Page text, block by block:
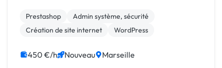
Prestashop.
Prestashop
Admin système, sécurité
Création de site internet
WordPress
450 €/h Nouveau Marseille